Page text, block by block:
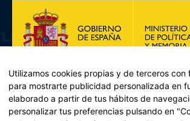
Utilizamos cookies propias y de terceros con
para mostrarte publicidad personalizada en
elaborado a partir de tus hábitos de
personalizar tus preferencias pulsando en